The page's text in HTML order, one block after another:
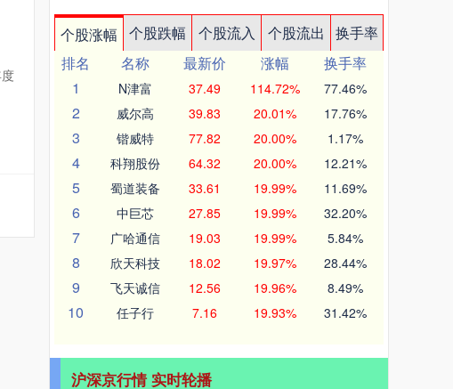
个股涨幅 个股跌幅 个股流入 个股流出
换手率
排名
名称 最新价 涨幅
换手率
1
N津富 37.49 114.72% 77.46%
2 威尔高 39.83 20.01% 17.76%
3 锴威特 77.82 20.00% 1.17%
4 科翔股份 64.32 20.00% 12.21%
5 蜀道装备 33.61 19.99% 11.69%
6 中巨芯 27.85 19.99% 32.20%
7 广哈通信 19.03 19.99% 5.84%
8 欣天科技 18.02 19.97% 28.44%
9 飞天诚信 12.56 19.96% 8.49%
10 任子行 7.16 19.93% 31.42%
沪深京行情 实时轮播